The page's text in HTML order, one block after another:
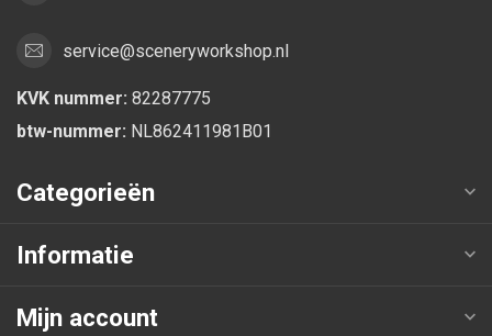
service@sceneryworkshop.nl
KVK nummer: 82287775
btw-nummer: NL862411981B01
Categorieën
Informatie
Mijn account